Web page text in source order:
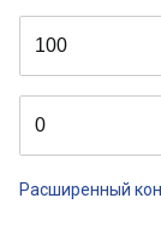
Расширенный